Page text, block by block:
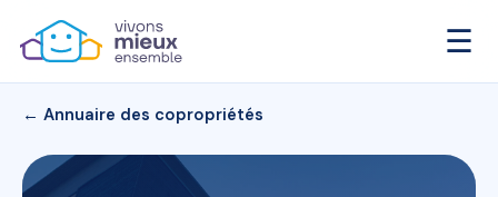
☰
← Annuaire des copropriétés